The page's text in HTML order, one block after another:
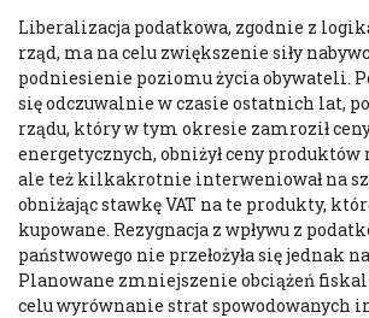
Liberalizacja podatkowa, zgodnie z
rząd, ma na celu zwiększenie siły
podniesienie poziomu życia obywateli.
się odczuwalnie w czasie ostatnich lat,
rządu, który w tym okresie zamroził
energetycznych, obniżył ceny produktów
ale też kilkakrotnie interweniował na
obniżając stawkę VAT na te produkty,
kupowane. Rezygnacja z wpływu z
państwowego nie przełożyła się jednak
Planowane zmniejszenie obciążeń
celu wyrównanie strat spowodowanych